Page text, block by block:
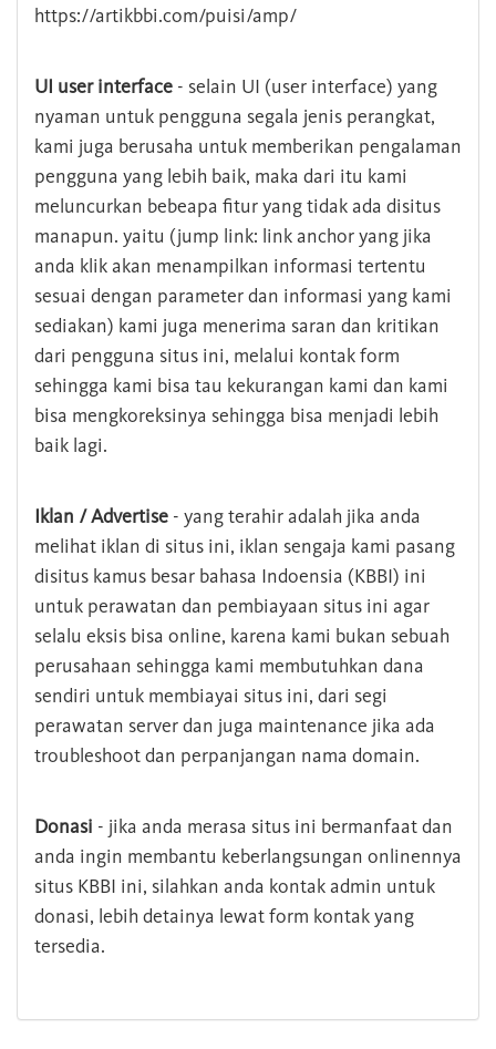
https://artikbbi.com/puisi/amp/
UI user interface - selain UI (user interface) yang
nyaman untuk pengguna segala jenis perangkat,
kami juga berusaha untuk memberikan pengalaman
pengguna yang lebih baik, maka dari itu kami
meluncurkan bebeapa fitur yang tidak ada disitus
manapun. yaitu (jump link: link anchor yang jika
anda klik akan menampilkan informasi tertentu
sesuai dengan parameter dan informasi yang kami
sediakan) kami juga menerima saran dan kritikan
dari pengguna situs ini, melalui kontak form
sehingga kami bisa tau kekurangan kami dan kami
bisa mengkoreksinya sehingga bisa menjadi lebih
baik lagi.
Iklan / Advertise - yang terahir adalah jika anda
melihat iklan di situs ini, iklan sengaja kami pasang
disitus kamus besar bahasa Indoensia (KBBI) ini
untuk perawatan dan pembiayaan situs ini agar
selalu eksis bisa online, karena kami bukan sebuah
perusahaan sehingga kami membutuhkan dana
sendiri untuk membiayai situs ini, dari segi
perawatan server dan juga maintenance jika ada
troubleshoot dan perpanjangan nama domain.
Donasi - jika anda merasa situs ini bermanfaat dan
anda ingin membantu keberlangsungan onlinennya
situs KBBI ini, silahkan anda kontak admin untuk
donasi, lebih detainya lewat form kontak yang
tersedia.